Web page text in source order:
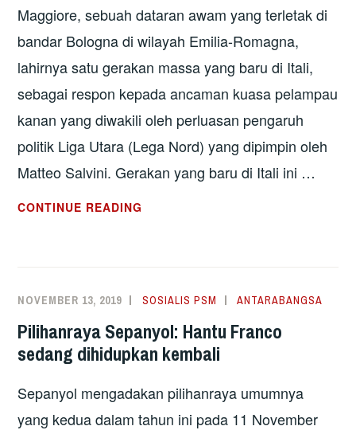
ROMAGNA
Maggiore, sebuah dataran awam yang terletak di
bandar Bologna di wilayah Emilia-Romagna,
lahirnya satu gerakan massa yang baru di Itali,
sebagai respon kepada ancaman kuasa pelampau
kanan yang diwakili oleh perluasan pengaruh
politik Liga Utara (Lega Nord) yang dipimpin oleh
Matteo Salvini. Gerakan yang baru di Itali ini …
CONTINUE READING
SARDIN
NOVEMBER 13, 2019 SOSIALIS PSM ANTARABANGSA
Pilihanraya Sepanyol: Hantu Franco
sedang dihidupkan kembali
Sepanyol mengadakan pilihanraya umumnya
yang kedua dalam tahun ini pada 11 November